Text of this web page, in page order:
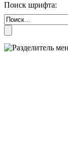
Поиск шрифта: